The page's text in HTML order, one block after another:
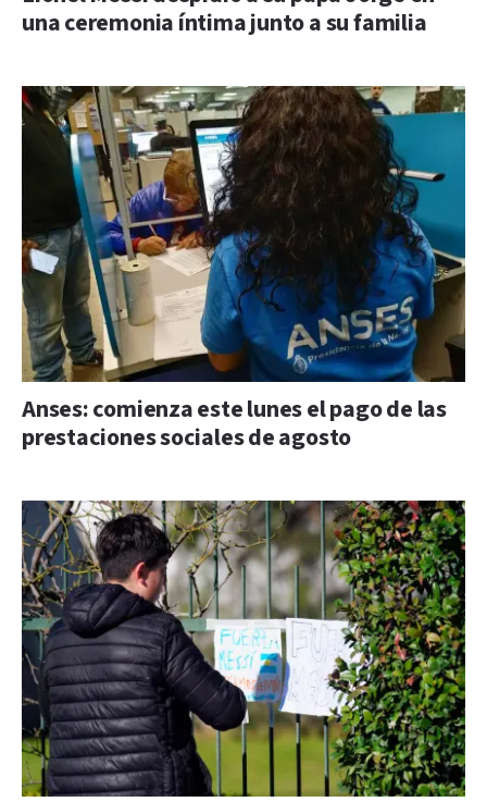
una ceremonia íntima junto a su familia
Anses: comienza este lunes el pago de las
prestaciones sociales de agosto